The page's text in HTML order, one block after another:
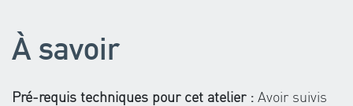
À savoir
Pré-requis techniques pour cet atelier : Avoir suivis